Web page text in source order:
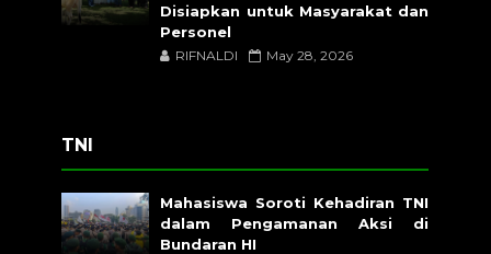
Disiapkan untuk Masyarakat dan
Personel
RIFNALDI May 28, 2026
TNI
Mahasiswa Soroti Kehadiran TNI
dalam Pengamanan Aksi di
Bundaran HI